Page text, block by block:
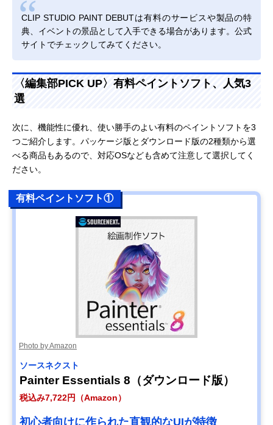
CLIP STUDIO PAINT DEBUTは有料のサービスや製品の特
典、イベントの景品として入手できる場合があります。公式
サイトでチェックしてみてください。
〈編集部PICK UP〉有料ペイントソフト、人気3
選
次に、機能性に優れ、使い勝手のよい有料のペイントソフトを3
つご紹介します。パッケージ版とダウンロード版の2種類から選
べる商品もあるので、対応OSなども含めて注意して選択してく
ださい。
有料ペイントソフト①
Photo by Amazon
ソースネクスト
Painter Essentials 8（ダウンロード版）
税込み7,722円（Amazon）
初心者向けに作られた直観的なUIが特徴